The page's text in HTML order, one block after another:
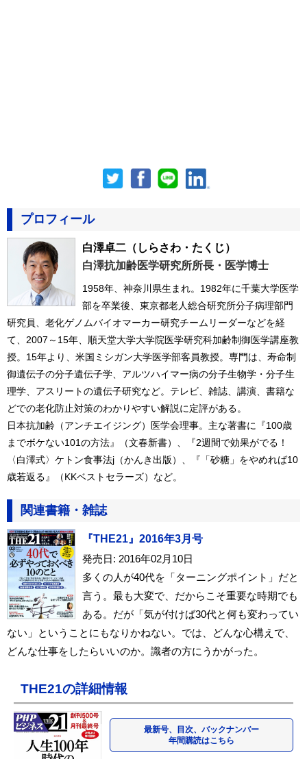
プロフィール
白澤卓二 （しらさわ・たくじ）
白澤抗加齢医学研究所所長・医学博士
1958年、神奈川県生まれ。1982年に千葉大学医学
部を卒業後、東京都老人総合研究所分子病理部門
研究員、老化ゲノムバイオマーカー研究チームリーダーなどを経
て、2007～15年、順天堂大学大学院医学研究科加齢制御医学講座教
授。15年より、米国ミシガン大学医学部客員教授。専門は、寿命制
御遺伝子の分子遺伝子学、アルツハイマー病の分子生物学・分子生
理学、アスリートの遺伝子研究など。テレビ、雑誌、講演、書籍な
どでの老化防止対策のわかりやすい解説に定評がある。
日本抗加齢（アンチエイジング）医学会理事。主な著書に『100歳
までボケない101の方法』（文春新書）、『2週間で効果がでる！
〈白澤式〉ケトン食事法j（かんき出版）、『「砂糖」をやめれば10
歳若返る』（KKベストセラーズ）など。
関連書籍・雑誌
『THE21』2016年3月号
発売日: 2016年02月10日
多くの人が40代を「ターニングポイント」だと
言う。最も大変で、だからこそ重要な時期でも
ある。だが「気が付けば30代と何も変わってい
ない」ということにもなりかねない。では、どんな心構えで、
どんな仕事をしたらいいのか。識者の方にうかがった。
THE21の詳細情報
最新号、目次、バックナンバー
年間購読はこちら